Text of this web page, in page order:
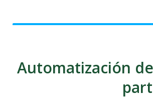
Automatización